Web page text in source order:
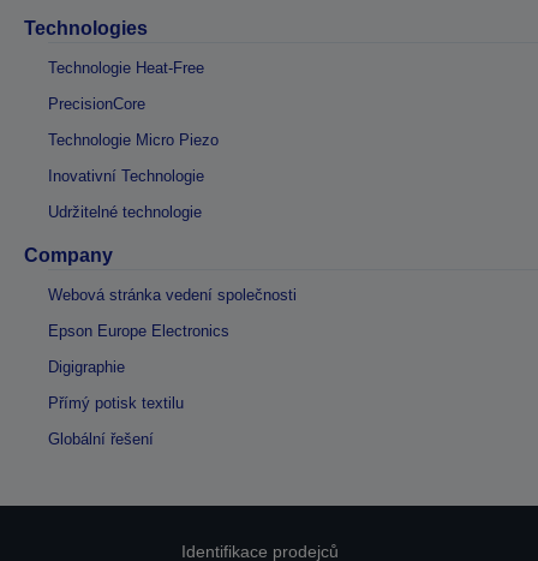
Technologies
Technologie Heat-Free
PrecisionCore
Technologie Micro Piezo
Inovativní Technologie
Udržitelné technologie
Company
Webová stránka vedení společnosti
Epson Europe Electronics
Digigraphie
Přímý potisk textilu
Globální řešení
Identifikace prodejců